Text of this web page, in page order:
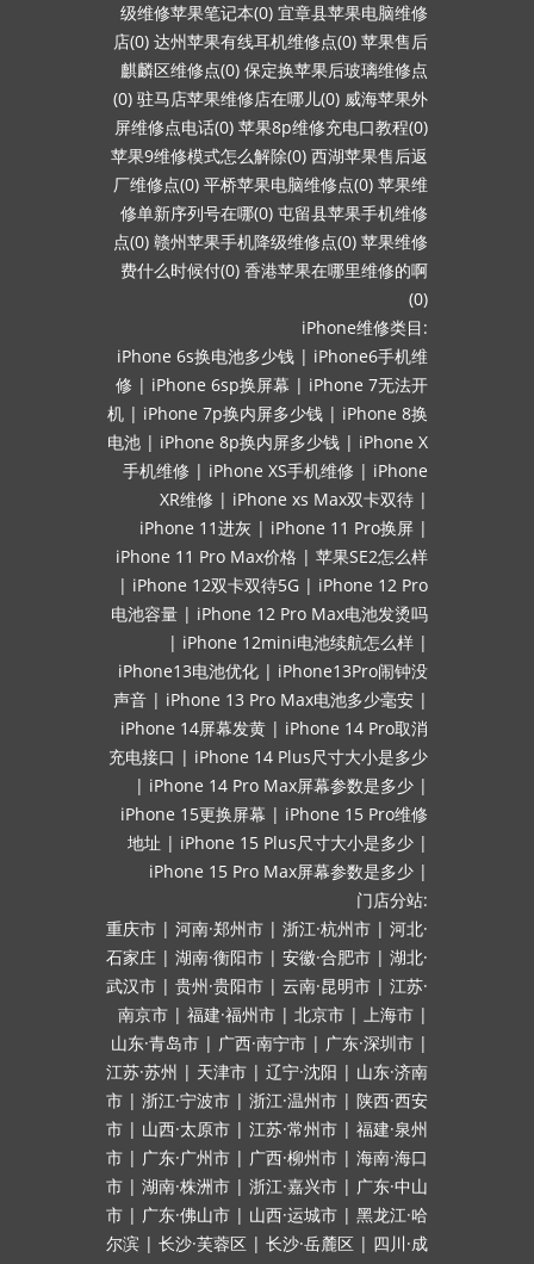
级维修苹果笔记本(0) 宜章县苹果电脑维修
店(0) 达州苹果有线耳机维修点(0) 苹果售后
麒麟区维修点(0) 保定换苹果后玻璃维修点
(0) 驻马店苹果维修店在哪儿(0) 威海苹果外
屏维修点电话(0) 苹果8p维修充电口教程(0)
苹果9维修模式怎么解除(0) 西湖苹果售后返
厂维修点(0) 平桥苹果电脑维修点(0) 苹果维
修单新序列号在哪(0) 屯留县苹果手机维修
点(0) 赣州苹果手机降级维修点(0) 苹果维修
费什么时候付(0) 香港苹果在哪里维修的啊
(0)
iPhone维修类目:
iPhone 6s换电池多少钱 | iPhone6手机维
修 | iPhone 6sp换屏幕 | iPhone 7无法开
机 | iPhone 7p换内屏多少钱 | iPhone 8换
电池 | iPhone 8p换内屏多少钱 | iPhone X
手机维修 | iPhone XS手机维修 | iPhone
XR维修 | iPhone xs Max双卡双待 |
iPhone 11进灰 | iPhone 11 Pro换屏 |
iPhone 11 Pro Max价格 | 苹果SE2怎么样
| iPhone 12双卡双待5G | iPhone 12 Pro
电池容量 | iPhone 12 Pro Max电池发烫吗
| iPhone 12mini电池续航怎么样 |
iPhone13电池优化 | iPhone13Pro闹钟没
声音 | iPhone 13 Pro Max电池多少毫安 |
iPhone 14屏幕发黄 | iPhone 14 Pro取消
充电接口 | iPhone 14 Plus尺寸大小是多少
| iPhone 14 Pro Max屏幕参数是多少 |
iPhone 15更换屏幕 | iPhone 15 Pro维修
地址 | iPhone 15 Plus尺寸大小是多少 |
iPhone 15 Pro Max屏幕参数是多少 |
门店分站:
重庆市 | 河南·郑州市 | 浙江·杭州市 | 河北·
石家庄 | 湖南·衡阳市 | 安徽·合肥市 | 湖北·
武汉市 | 贵州·贵阳市 | 云南·昆明市 | 江苏·
南京市 | 福建·福州市 | 北京市 | 上海市 |
山东·青岛市 | 广西·南宁市 | 广东·深圳市 |
江苏·苏州 | 天津市 | 辽宁·沈阳 | 山东·济南
市 | 浙江·宁波市 | 浙江·温州市 | 陕西·西安
市 | 山西·太原市 | 江苏·常州市 | 福建·泉州
市 | 广东·广州市 | 广西·柳州市 | 海南·海口
市 | 湖南·株洲市 | 浙江·嘉兴市 | 广东·中山
市 | 广东·佛山市 | 山西·运城市 | 黑龙江·哈
尔滨 | 长沙·芙蓉区 | 长沙·岳麓区 | 四川·成